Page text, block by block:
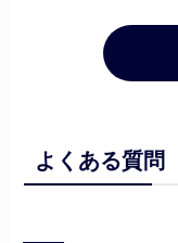
よくある質問